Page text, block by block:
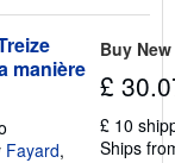
manière
Fayard,
Buy New
£
£ 10
Ships